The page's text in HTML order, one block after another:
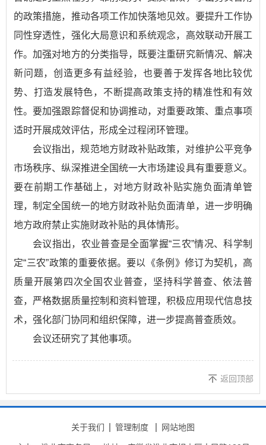
的政策措施，推动各项工作加快落地见效。要提升工作协
同性穿透性，强化大局意识和系统观念，高效联动开展工
作。加强对地方的分类指导，既要注重研究新情况、解决
新问题，创造更多有益经验，也要善于发挥各地比较优
势、打造发展特色，不断提高政策支持的精准性和有效
性。要加强跟踪督促和协调推动，对重要政策、重点事项
适时开展成效评估，形成全过程闭环管理。
会议指出，规范地方财政补贴政策，对维护公平竞争
市场秩序、纵深推进全国统一大市场建设具有重要意义。
要在前期工作基础上，对地方财政补贴实施负面清单管
理，制定全国统一的地方财政补贴负面清单，进一步明确
地方政府禁止实施财政补贴的具体情形。
会议指出，农业普查是全面掌握“三农”情况、科学制
定“三农”政策的重要依据。要以《条例》修订为契机，高
质量开展第四次全国农业普查，坚持科学普查、依法普
查，严格数据质量控制和资料管理，积极应用现代信息技
术，强化部门协同和组织保障，进一步提高普查质效。
会议还研究了其他事项。
返回顶部
关于我们 管理制度 网站地图